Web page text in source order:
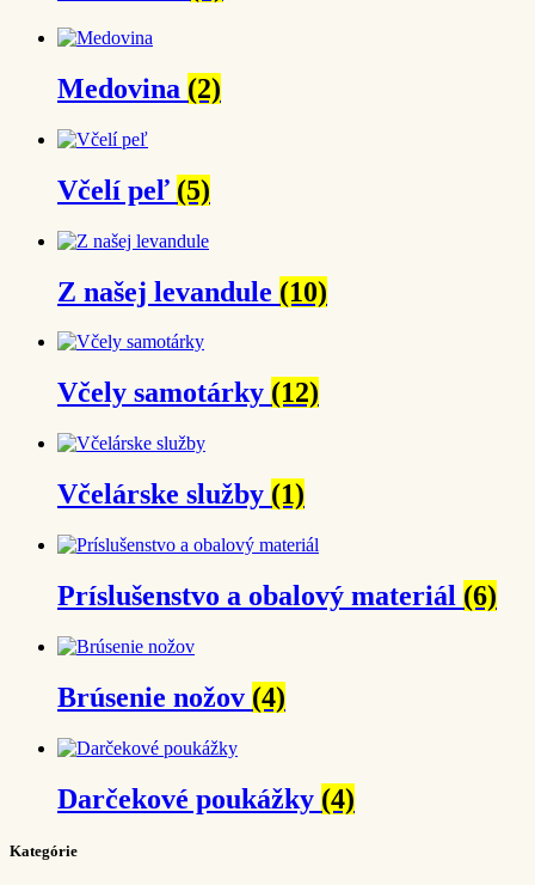
Medovina (2)
Včelí peľ (5)
Z našej levandule (10)
Včely samotárky (12)
Včelárske služby (1)
Príslušenstvo a obalový materiál (6)
Brúsenie nožov (4)
Darčekové poukážky (4)
Kategórie